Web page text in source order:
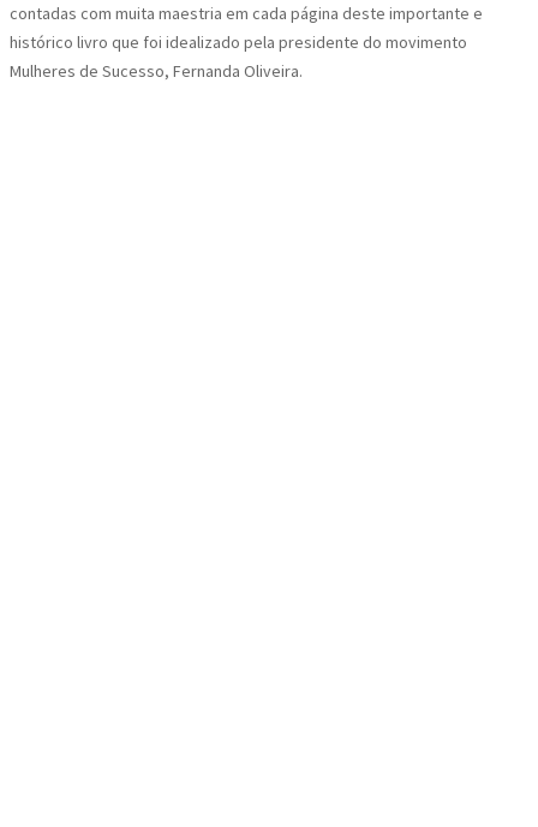
contadas com muita maestria em cada página deste importante e
histórico livro que foi idealizado pela presidente do movimento
Mulheres de Sucesso, Fernanda Oliveira.